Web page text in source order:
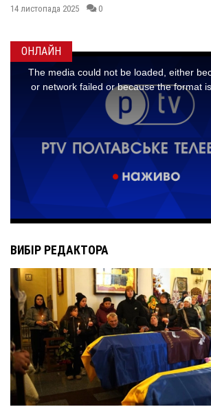
14 листопада 2025 0
ОНЛАЙН
ВИБІР РЕДАКТОРА